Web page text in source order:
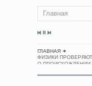
Главная
ГЛАВНАЯ
ФИЗИКИ
О ПРОИСХОЖДЕНИИ